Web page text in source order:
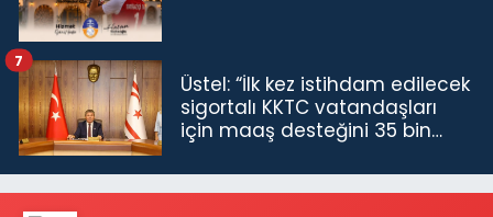
Üstel: “İlk kez istihdam edilecek
sigortalı KKTC vatandaşları
için maaş desteğini 35 bin
7